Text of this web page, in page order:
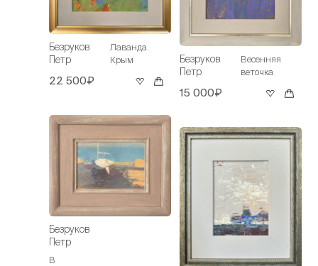
Безруков
Петр
Лаванда.
Крым
22 500₽
Безруков
Петр
В
Безруков
Петр
Весенняя
веточка
15 000₽